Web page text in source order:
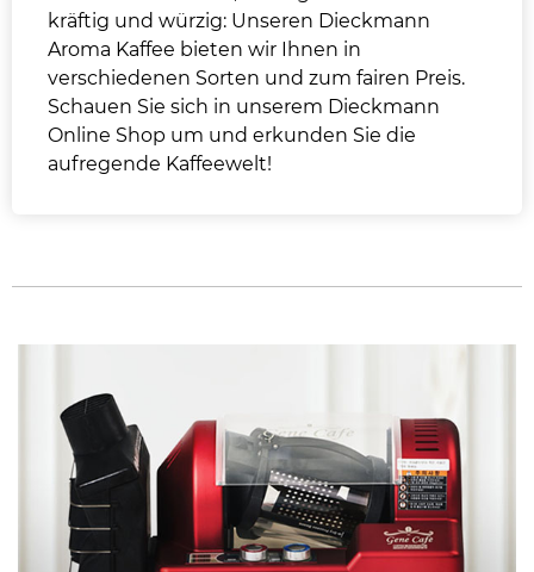
kräftig und würzig: Unseren Dieckmann
Aroma Kaffee bieten wir Ihnen in
verschiedenen Sorten und zum fairen Preis.
Schauen Sie sich in unserem Dieckmann
Online Shop um und erkunden Sie die
aufregende Kaffeewelt!